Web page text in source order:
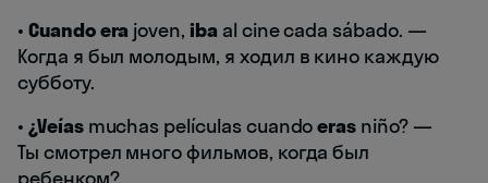
• Cuando era joven,iba al cine cada sábado. —
Когда я был молодым, я ходил в кино каждую
субботу.
• ¿Veíasmuchas películas cuandoeras niño? —
Ты смотрел много фильмов, когда был
ребенком?